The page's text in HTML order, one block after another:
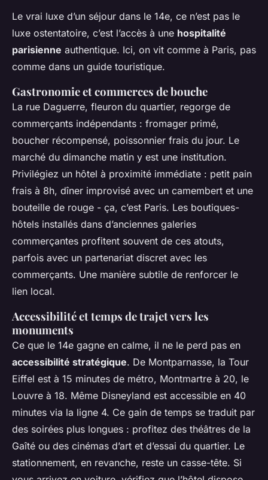
Le vrai luxe d’un séjour dans le 14e, ce n’est pas le
luxe ostentatoire, c’est l’accès à une hospitalité
parisienne authentique. Ici, on vit comme à Paris, pas
comme dans un guide touristique.
Gastronomie et commerces de bouche
La rue Daguerre, fleuron du quartier, regorge de
commerçants indépendants : fromager primé,
boucher récompensé, poissonnier frais du jour. Le
marché du dimanche matin y est une institution.
Privilégiez un hôtel à proximité immédiate : petit pain
frais à 8h, dîner improvisé avec un camembert et une
bouteille de rouge - ça, c’est Paris. Les boutiques-
hôtels installés dans d’anciennes galeries
commerçantes profitent souvent de ces atouts,
parfois avec un partenariat discret avec les
commerçants. Une manière subtile de renforcer le
lien local.
Accessibilité et temps de trajet vers les
monuments
Ce que le 14e gagne en calme, il ne le perd pas en
accessibilité stratégique. De Montparnasse, la Tour
Eiffel est à 15 minutes de métro, Montmartre à 20, le
Louvre à 18. Même Disneyland est accessible en 40
minutes via la ligne 4. Ce gain de temps se traduit par
des soirées plus longues : profitez des théâtres de la
Gaîté ou des cinémas d’art et d’essai du quartier. Le
stationnement, en revanche, reste un casse-tête. Si